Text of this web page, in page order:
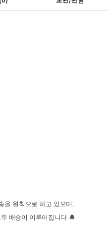
을 원칙으로 하고 있으며,
배송이 이루어집니다 🔔